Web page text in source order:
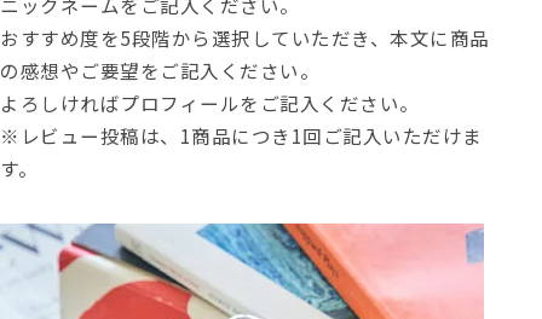
おすすめ度を5段階から選択していただき、本文に商品
の感想やご要望をご記入ください。
よろしければプロフィールをご記入ください。
※レビュー投稿は、1商品につき1回ご記入いただけま
す。